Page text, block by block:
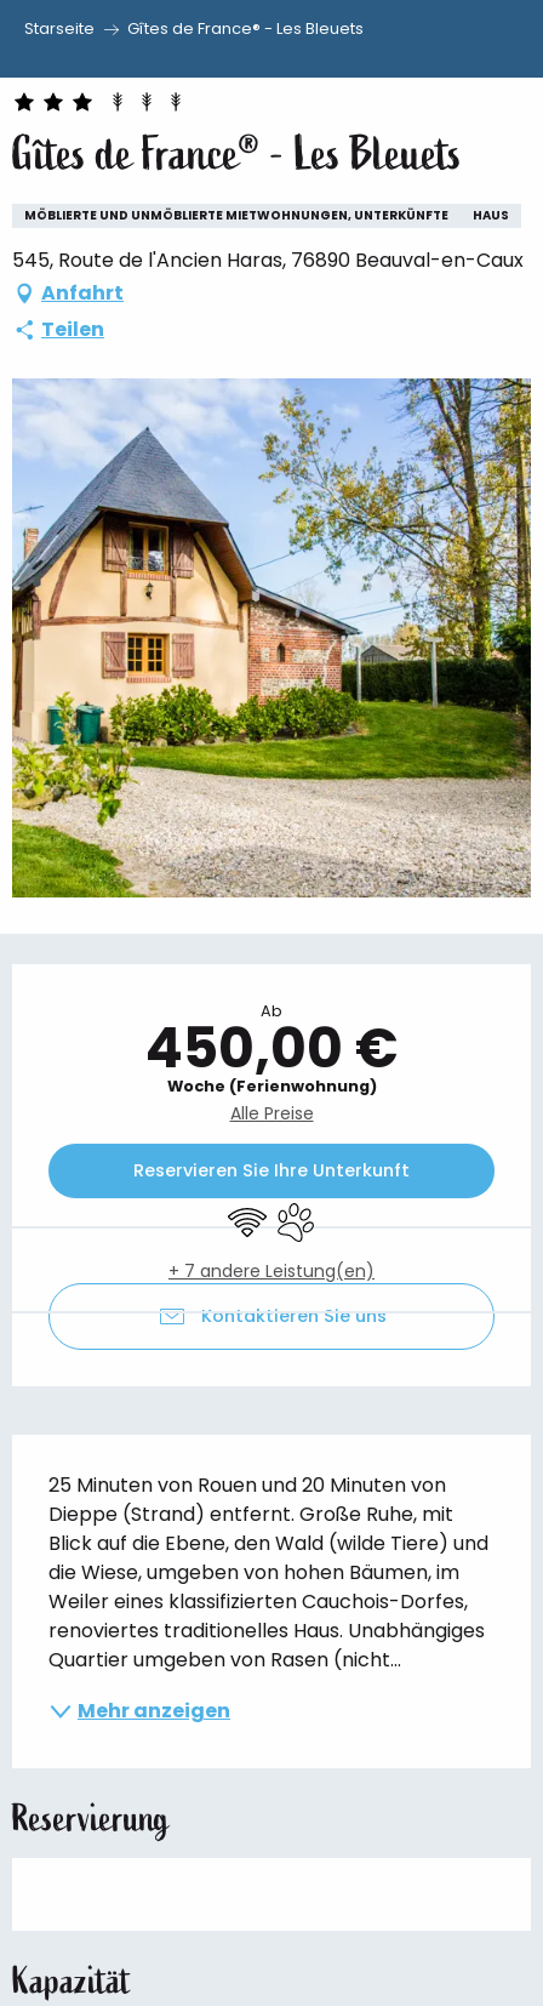
au
contenu
principal
Starseite Gîtes de France® - Les Bleuets
Gîtes de France® - Les Bleuets
MÖBLIERTE UND UNMÖBLIERTE MIETWOHNUNGEN, UNTERKÜNFTE HAUS
545, Route de l'Ancien Haras, 76890 Beauval-en-Caux
Anfahrt
Teilen
Ab
450,00 €
Woche (Ferienwohnung)
Alle Preise
Reservieren Sie Ihre Unterkunft
Wi-Fi Tiere erlaubt
+ 7 andere Leistung(en)
Kontaktieren Sie uns
25 Minuten von Rouen und 20 Minuten von
Dieppe (Strand) entfernt. Große Ruhe, mit
Blick auf die Ebene, den Wald (wilde Tiere) und
die Wiese, umgeben von hohen Bäumen, im
Weiler eines klassifizierten Cauchois-Dorfes,
renoviertes traditionelles Haus. Unabhängiges
Quartier umgeben von Rasen (nicht...
Mehr anzeigen
Reservierung
Kapazität